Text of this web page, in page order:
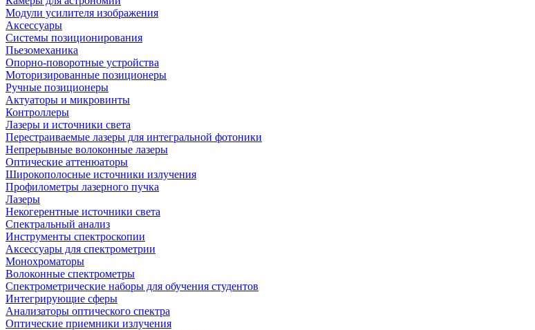
Модули усилителя изображения
Аксессуары
Системы позиционирования
Пьезомеханика
Опорно-поворотные устройства
Моторизированные позиционеры
Ручные позиционеры
Актуаторы и микровинты
Контроллеры
Лазеры и источники света
Перестраиваемые лазеры для интегральной фотоники
Непрерывные волоконные лазеры
Оптические аттенюаторы
Широкополосные источники излучения
Профилометры лазерного пучка
Лазеры
Некогерентные источники света
Спектральный анализ
Инструменты спектроскопии
Аксессуары для спектрометрии
Монохроматоры
Волоконные спектрометры
Спектрометрические наборы для обучения студентов
Интегрирующие сферы
Анализаторы оптического спектра
Оптические приемники излучения